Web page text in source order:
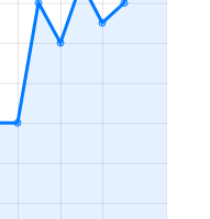
北18条
北18条
北18条